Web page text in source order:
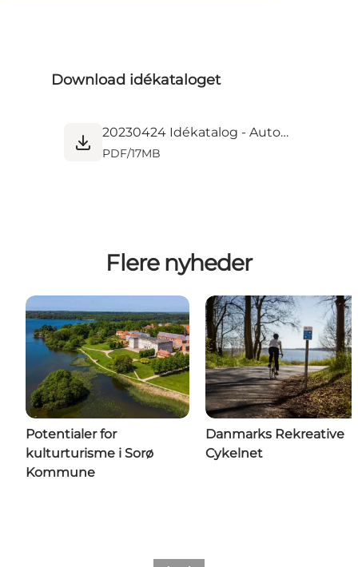
Download idékataloget
20230424 Idékatalog - Autocampere på lystbådehavne_72 ppi_web.pdf
PDF/17MB
Flere nyheder
Potentialer for
kulturturisme i Sorø
Kommune
Danmarks Rekreative
Cykelnet